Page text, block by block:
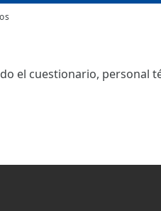
el cuestionario, personal